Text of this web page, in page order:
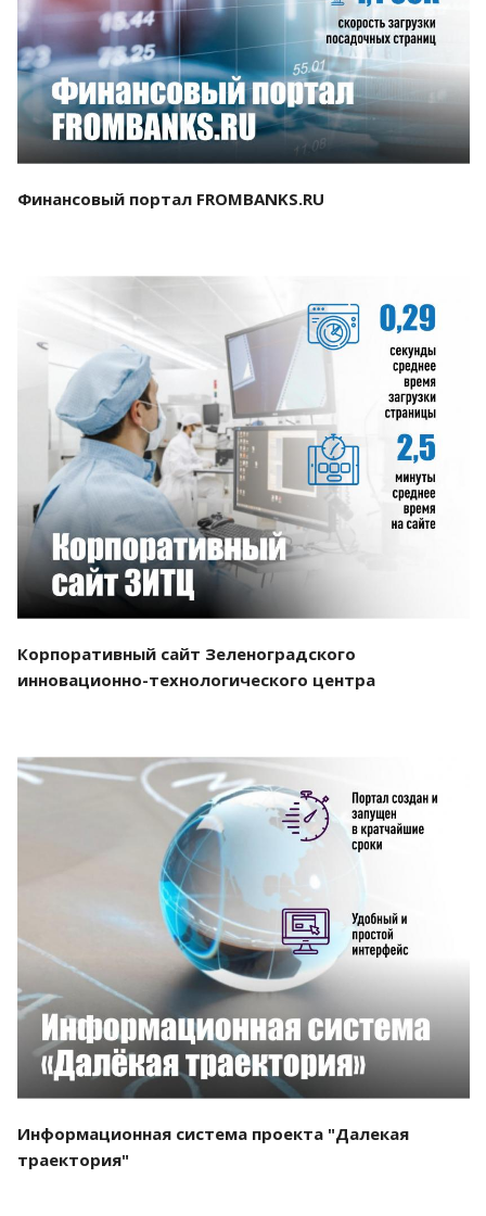
Смотреть проект
Финансовый портал FROMBANKS.RU
Смотреть проект
Корпоративный сайт Зеленоградского
инновационно-технологического центра
Смотреть проект
Информационная система проекта "Далекая
траектория"